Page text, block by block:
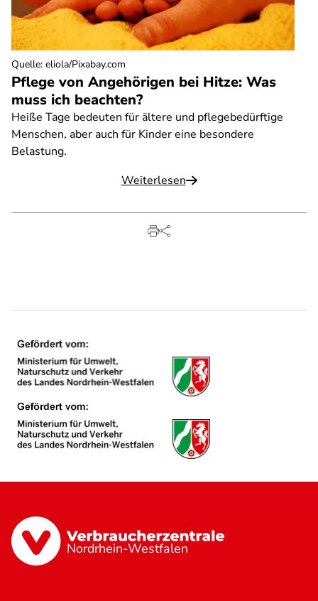
Pflege von Angehörigen bei Hitze: Was
muss ich beachten?
Heiße Tage bedeuten für ältere und pflegebedürftige
Menschen, aber auch für Kinder eine besondere
Belastung.
Weiterlesen
Quelle: eliola/Pixabay.com
Nordrhein-Westfalen